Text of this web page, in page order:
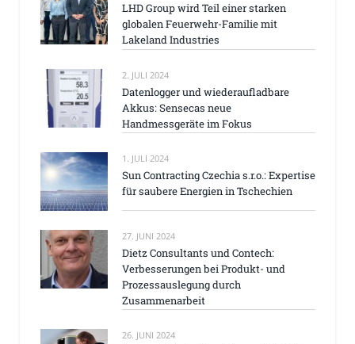
LHD Group wird Teil einer starken
globalen Feuerwehr-Familie mit
Lakeland Industries
2. JULI 2024
Datenlogger und wiederaufladbare
Akkus: Sensecas neue
Handmessgeräte im Fokus
1. JULI 2024
Sun Contracting Czechia s.r.o.: Expertise
für saubere Energien in Tschechien
27. JUNI 2024
Dietz Consultants und Contech:
Verbesserungen bei Produkt- und
Prozessauslegung durch
Zusammenarbeit
26. JUNI 2024